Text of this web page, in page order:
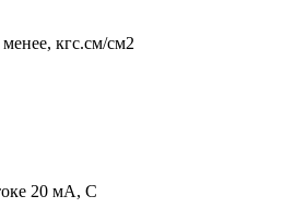
менее, кгс.см/см2
20 мА, С